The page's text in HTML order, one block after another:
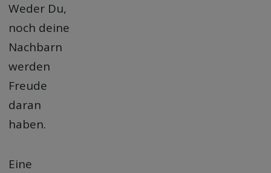
Weder Du,
noch deine
Nachbarn
werden
Freude
daran
haben.
Eine